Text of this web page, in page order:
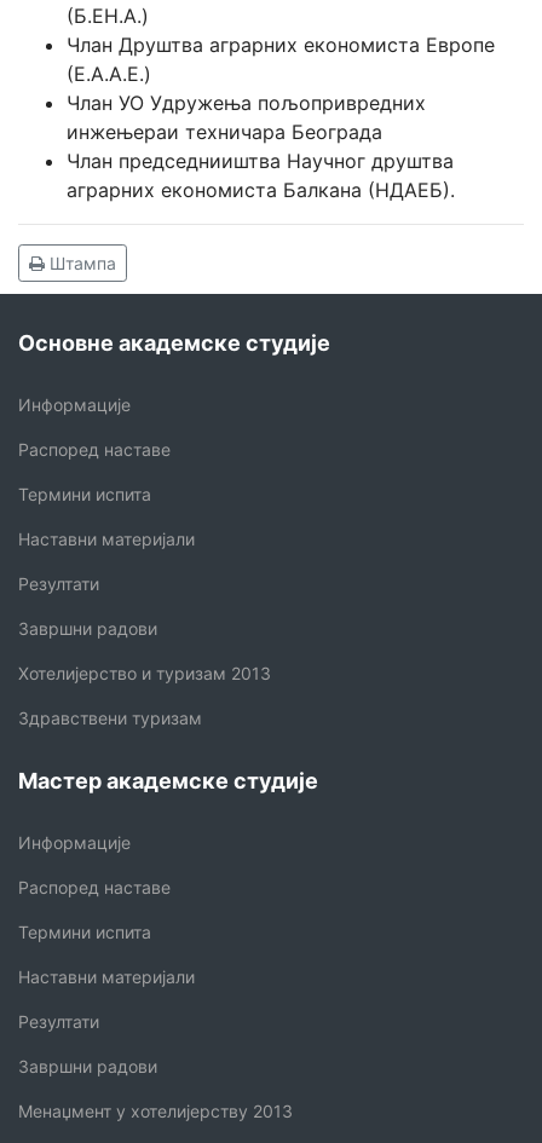
(Б.ЕН.А.)
Члан Друштва аграрних економиста Европе
(Е.А.А.Е.)
Члан УО Удружења пољопривредних
инжењераи техничара Београда
Члан председнииштва Научног друштва
аграрних економиста Балкана (НДАЕБ).
Штампа
Основне академске студије
Информације
Распоред наставе
Термини испита
Наставни материјали
Резултати
Завршни радови
Хотелијерство и туризам 2013
Здравствени туризам
Мастер академске студије
Информације
Распоред наставе
Термини испита
Наставни материјали
Резултати
Завршни радови
Менаџмент у хотелијерству 2013